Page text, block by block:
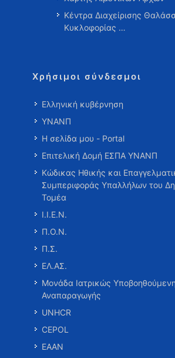
Κέντρα Διαχείρισης
Κυκλοφορίας …
Χρήσιμοι σύνδεσμοι
Ελληνική κυβέρνηση
ΥΝΑΝΠ
Η σελίδα μου - Portal
Επιτελική Δομή ΕΣΠΑ ΥΝΑΝΠ
Κώδικας Ηθικής και
Συμπεριφοράς Υπαλλήλων του
Τομέα
Ι.Ι.Ε.Ν.
Π.Ο.Ν.
Π.Σ.
ΕΛ.ΑΣ.
Μονάδα Ιατρικώς
Αναπαραγωγής
UNHCR
CEPOL
ΕΑΑΝ